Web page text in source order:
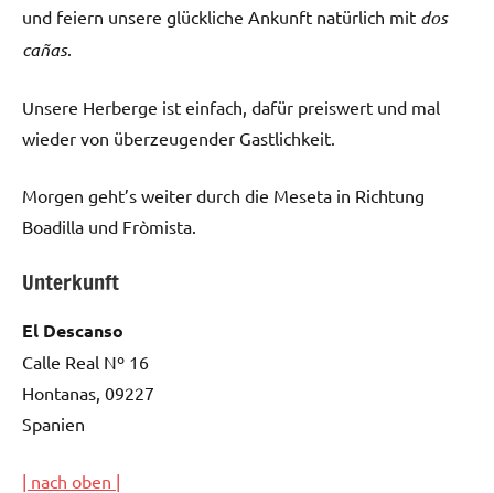
und feiern unsere glückliche Ankunft natürlich mit dos
cañas.
Unsere Herberge ist einfach, dafür preiswert und mal
wieder von überzeugender Gastlichkeit.
Morgen geht’s weiter durch die Meseta in Richtung
Boadilla und Fròmista.
Unterkunft
El Descanso
Calle Real Nº 16
Hontanas, 09227
Spanien
| nach oben |